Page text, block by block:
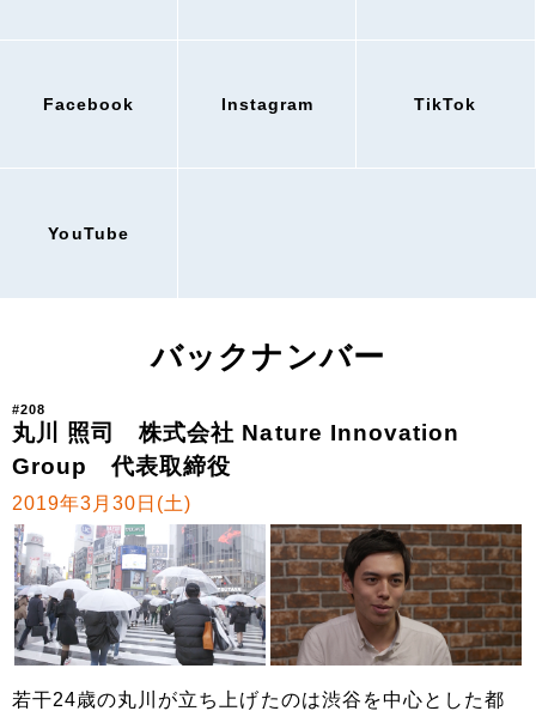
Facebook Instagram TikTok
YouTube
バックナンバー
#208
丸川 照司 株式会社 Nature Innovation
Group 代表取締役
2019年3月30日(土)
若干24歳の丸川が立ち上げたのは渋谷を中心とした都